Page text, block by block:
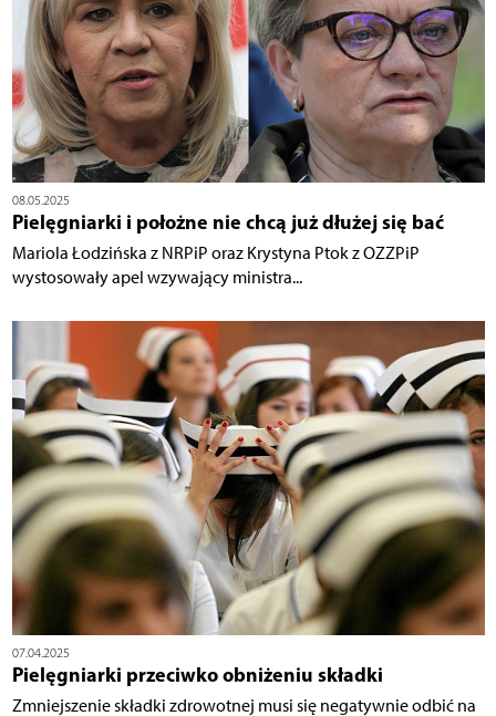
08.05.2025
Pielęgniarki i położne nie chcą już dłużej się bać
Mariola Łodzińska z NRPiP oraz Krystyna Ptok z OZZPiP
wystosowały apel wzywający ministra...
07.04.2025
Pielęgniarki przeciwko obniżeniu składki
Zmniejszenie składki zdrowotnej musi się negatywnie odbić na